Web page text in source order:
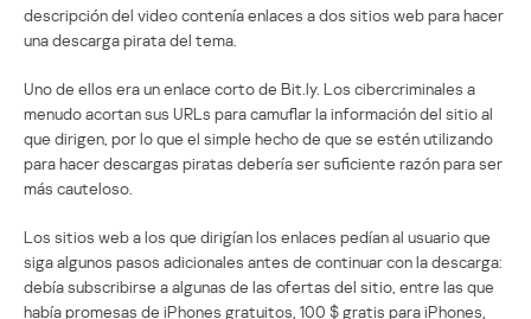
descripción del video contenía enlaces a dos sitios web para hacer
una descarga pirata del tema.
Uno de ellos era un enlace corto de Bit.ly. Los cibercriminales a
menudo acortan sus URLs para camuflar la información del sitio al
que dirigen, por lo que el simple hecho de que se estén utilizando
para hacer descargas piratas debería ser suficiente razón para ser
más cauteloso.
Los sitios web a los que dirigían los enlaces pedían al usuario que
siga algunos pasos adicionales antes de continuar con la descarga:
debía subscribirse a algunas de las ofertas del sitio, entre las que
había promesas de iPhones gratuitos, 100 $ gratis para iPhones,